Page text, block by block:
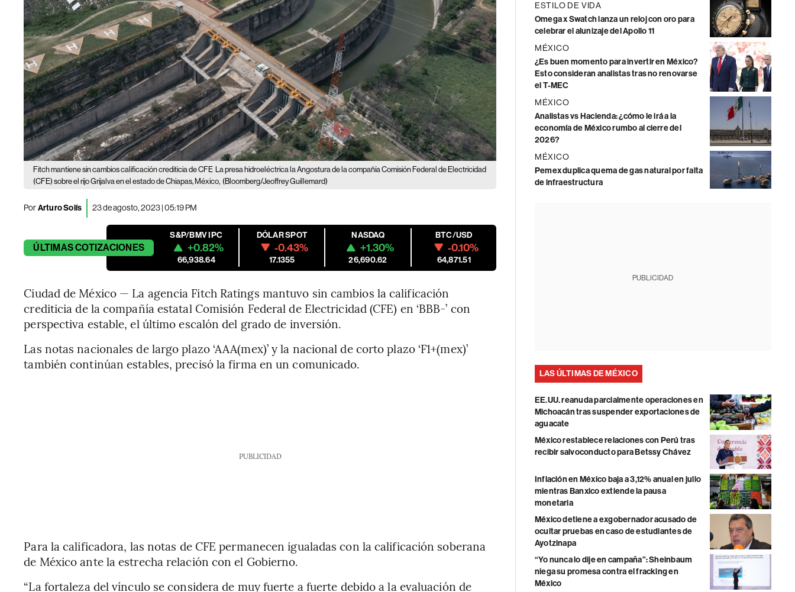
Fitch mantiene sin cambios calificación crediticia de CFE
La presa hidroeléctrica la Angostura de la compañía Comisión Federal de Electricidad
(CFE) sobre el rijo Grijalva en el estado de Chiapas, México, (Bloomberg/Jeoffrey Guillemard)
PorArturo Solís 23 de agosto, 2023 | 05:19 PM
ÚLTIMASCOTIZACIONES
S&P/BMV IPC
+0.82%
66,938.64
DÓLAR SPOT
-0.43%
17.1355
NASDAQ
+1.30%
26,690.62
BTC/USD
-0.10%
64,871.51
Ciudad de México — La agencia Fitch Ratings mantuvo sin cambios la calificación
crediticia de la compañía estatal Comisión Federal de Electricidad (CFE) en ‘BBB-’ con
perspectiva estable, el último escalón del grado de inversión.
Las notas nacionales de largo plazo ‘AAA(mex)’ y la nacional de corto plazo ‘F1+(mex)’
también continúan estables, precisó la firma en un comunicado.
PUBLICIDAD
Para la calificadora, las notas de CFE permanecen igualadas con la calificación soberana
de México ante la estrecha relación con el Gobierno.
“La fortaleza del vínculo se considera de muy fuerte a fuerte debido a la evaluación de
ESTILO DE VIDA
Omega x Swatch lanza un reloj con oro para
celebrar el alunizaje del Apollo 11
MÉXICO
¿Es buen momento para invertir en México?
Esto consideran analistas tras no renovarse
el T-MEC
MÉXICO
Analistas vs Hacienda: ¿cómo le irá a la
economía de México rumbo al cierre del
2026?
MÉXICO
Pemex duplica quema de gas natural por falta
de infraestructura
PUBLICIDAD
LAS ÚLTIMAS DE MÉXICO
EE.UU. reanuda parcialmente operaciones en
Michoacán tras suspender exportaciones de
aguacate
México restablece relaciones con Perú tras
recibir salvoconducto para Betssy Chávez
Inflación en México baja a 3,12% anual en julio
mientras Banxico extiende la pausa
monetaria
México detiene a exgobernador acusado de
ocultar pruebas en caso de estudiantes de
Ayotzinapa
“Yo nunca lo dije en campaña”: Sheinbaum
niega su promesa contra el fracking en
México